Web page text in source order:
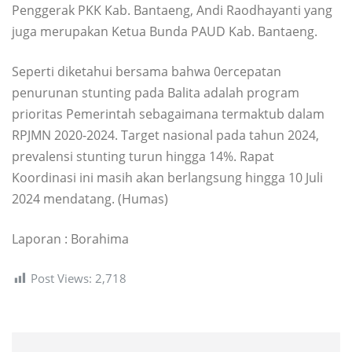
Penggerak PKK Kab. Bantaeng, Andi Raodhayanti yang
juga merupakan Ketua Bunda PAUD Kab. Bantaeng.
Seperti diketahui bersama bahwa 0ercepatan
penurunan stunting pada Balita adalah program
prioritas Pemerintah sebagaimana termaktub dalam
RPJMN 2020-2024. Target nasional pada tahun 2024,
prevalensi stunting turun hingga 14%. Rapat
Koordinasi ini masih akan berlangsung hingga 10 Juli
2024 mendatang. (Humas)
Laporan : Borahima
Post Views: 2,718